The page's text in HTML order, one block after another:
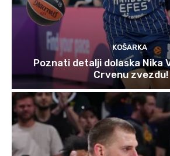
KOŠARKA
Poznati detalji dolaska Nika
Crvenu zvezdu!